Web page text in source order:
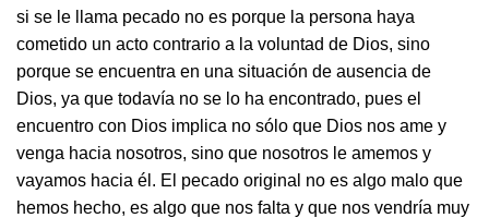
si se le llama pecado no es porque la persona haya
cometido un acto contrario a la voluntad de Dios, sino
porque se encuentra en una situación de ausencia de
Dios, ya que todavía no se lo ha encontrado, pues el
encuentro con Dios implica no sólo que Dios nos ame y
venga hacia nosotros, sino que nosotros le amemos y
vayamos hacia él. El pecado original no es algo malo que
hemos hecho, es algo que nos falta y que nos vendría muy